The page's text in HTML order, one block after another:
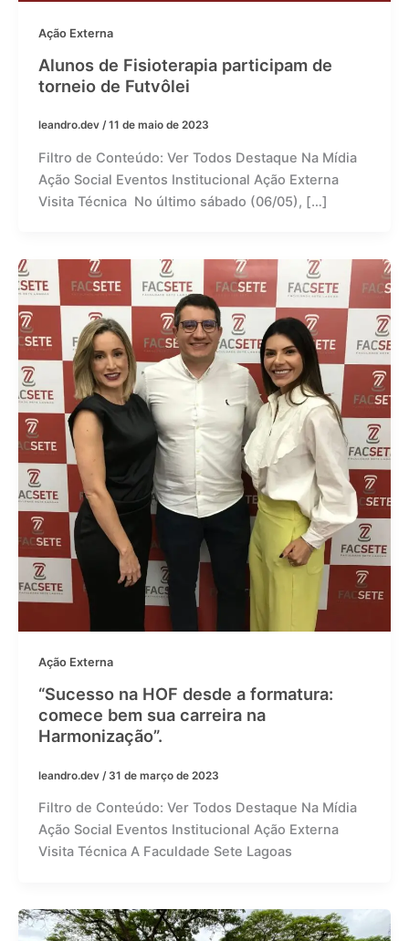
Ação Externa
Alunos de Fisioterapia participam de
torneio de Futvôlei
leandro.dev /11 de maio de 2023
Filtro de Conteúdo: Ver Todos Destaque Na Mídia
Ação Social Eventos Institucional Ação Externa
Visita Técnica No último sábado (06/05), […]
Ação Externa
“Sucesso na HOF desde a formatura:
comece bem sua carreira na
Harmonização”.
leandro.dev / 31 de março de 2023
Filtro de Conteúdo: Ver Todos Destaque Na Mídia
Ação Social Eventos Institucional Ação Externa
Visita Técnica A Faculdade Sete Lagoas